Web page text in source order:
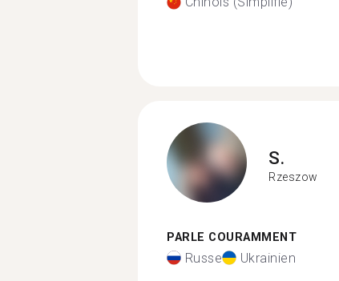
S.
Rzeszow
PARLE COURAMMENT
Russe Ukrainien